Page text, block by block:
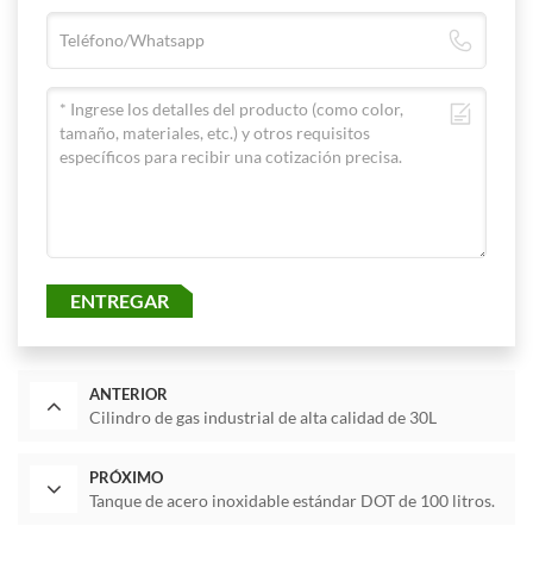
ENTREGAR
ANTERIOR
Cilindro de gas industrial de alta calidad de 30L
PRÓXIMO
Tanque de acero inoxidable estándar DOT de 100 litros.